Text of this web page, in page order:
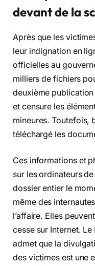
devant de la
Après que les
leur indignation en
officielles au
milliers de fichiers
deuxième
et censure les
mineures. Toutefois,
téléchargé les
Ces informations et
sur les ordinateurs
dossier entier le
même des
l’affaire. Elles
cesse sur Internet.
admet que la
des victimes est une